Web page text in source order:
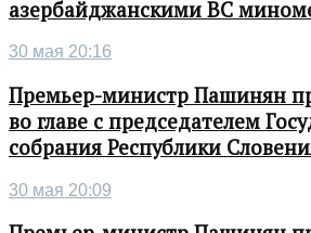
азербайджанскими ВС
30 мая 20:16
Премьер-министр Пашинян
во главе с председателем
собрания Республики
30 мая 20:09